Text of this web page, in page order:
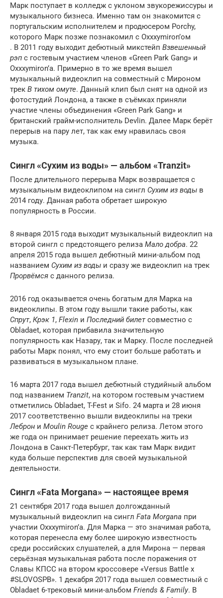
Марк поступает в колледж с уклоном звукорежиссуры и
музыкального бизнеса. Именно там он знакомится с
португальским исполнителем и продюсером Porchy,
которого Марк позже познакомил с Oxxxymiron’ом
. В 2011 году выходит дебютный микстейп Взвешенный
рэп с гостевым участием членов «Green Park Gang» и
Oxxxymiron’а. Примерно в то же время вышел
музыкальный видеоклип на совместный с Мироном
трек В тихом омуте. Данный клип был снят на одной из
фотостудий Лондона, а также в съёмках приняли
участие члены объединения «Green Park Gang» и
британский грайм-исполнитель Devlin. Далее Марк берёт
перерыв на пару лет, так как ему нравилась своя
музыка.
Сингл «Сухим из воды» — альбом «Tranzit»
После длительного перерыва Марк возвращается с
музыкальным видеоклипом на сингл Сухим из воды в
2014 году. Данная работа обретает широкую
популярность в России.
8 января 2015 года выходит музыкальный видеоклип на
второй сингл с предстоящего релиза Мало добра. 22
апреля 2015 года вышел дебютный мини-альбом под
названием Сухим из воды и сразу же видеоклип на трек
Прорвёмся с данного релиза.
2016 год оказывается очень богатым для Марка на
видеоклипы. В этом году вышли такие работы, как
Спрут, Крэк 1, Flexin и Последний билетсовместно с
Obladaet, которая прибавила значительную
популярность как Назару, так и Марку. После последней
работы Марк понял, что ему стоит больше работать и
развиваться в музыкальном плане.
16 марта 2017 года вышел дебютный студийный альбом
под названием Tranzit, на котором гостевым участием
отметились Obladaet, T-Fest и Sifo. 24 марта и 28 июня
2017 соответственно вышли видеоклипы на треки
Леброн и Moulin Rouge с крайнего релиза. Летом этого
же года он принимает решение переехать жить из
Лондона в Санкт-Петербург, так как там Марк видит
куда больше перспектив для своей музыкальной
деятельности.
Сингл «Fata Morgana» — настоящее время
21 сентября 2017 года вышел долгожданный
музыкальный видеоклип на сингл Fata Morgana при
участии Oxxxymiron’а. Для Марка — это значимая работа,
которая перенесла ему более широкую известность
среди российских слушателей, а для Мирона — первая
серьёзная музыкальная работа после поражения от
Славы КПСС на втором кроссовере «Versus Battle x
#SLOVOSPB». 1 декабря 2017 года вышел совместный с
Obladaet 6-трековый мини-альбом Friends & Family. В